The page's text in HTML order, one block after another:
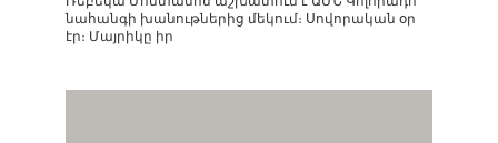
նահանգի խանութներից մեկում։ Սովորական օր
էր։ Մայրիկը իր